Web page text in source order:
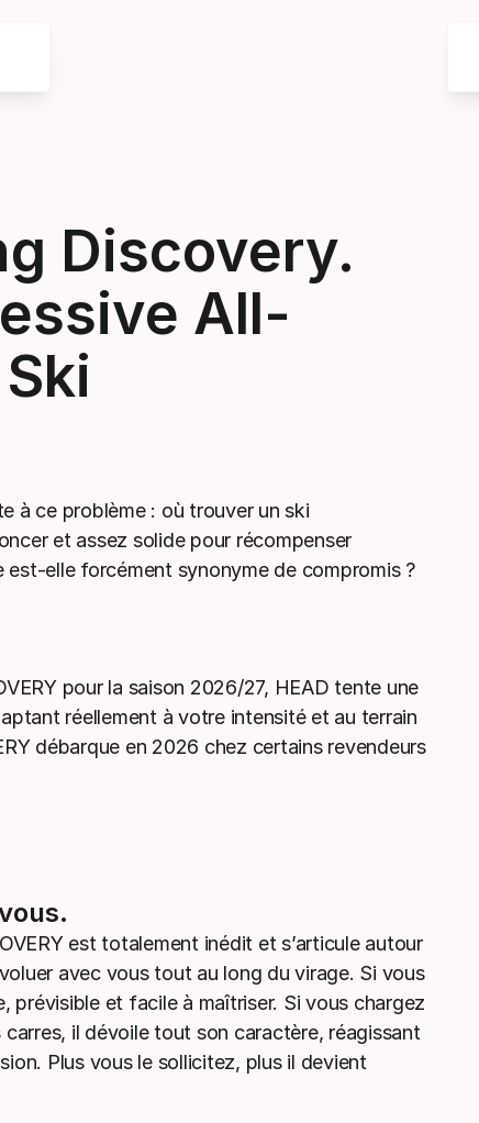
Discovery.
All-
à ce problème : où trouver un ski
et assez solide pour récompenser
est-elle forcément synonyme de compromis ?
pour la saison 2026/27, HEAD tente une
réellement à votre intensité et au terrain
débarque en 2026 chez certains revendeurs
est totalement inédit et s’articule autour
avec vous tout au long du virage. Si vous
prévisible et facile à maîtriser. Si vous chargez
il dévoile tout son caractère, réagissant
Plus vous le sollicitez, plus il devient